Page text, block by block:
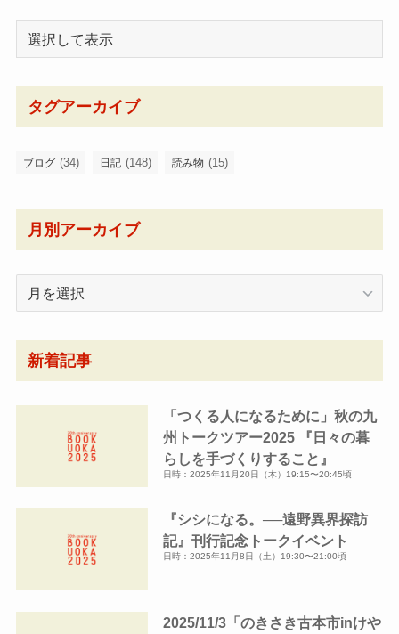
タグアーカイブ
ブログ (34) 日記 (148) 読み物 (15)
月別アーカイブ
ー
カ
新着記事
「つくる人になるために」秋の九
州トークツアー2025 『日々の暮
らしを手づくりすること』
日時：2025年11月20日（木）19:15〜20:45頃
『シシになる。──遠野異界探訪
記』刊行記念トークイベント
日時：2025年11月8日（土）19:30〜21:00頃
2025/11/3「のきさき古本市inけや